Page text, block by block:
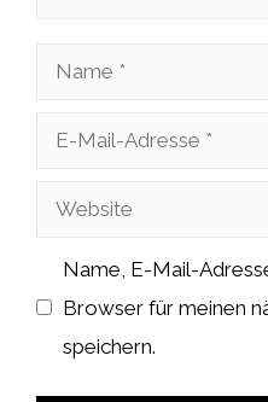
Name
Adresse
Website
Name, E-Mail-
Browser für meinen
speichern.